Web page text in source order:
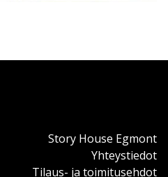
Story House Egmont
Yhteystiedot
Tilaus- ja toimitusehdot